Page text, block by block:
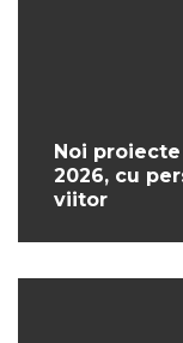
Noi
2026, cu
viitor